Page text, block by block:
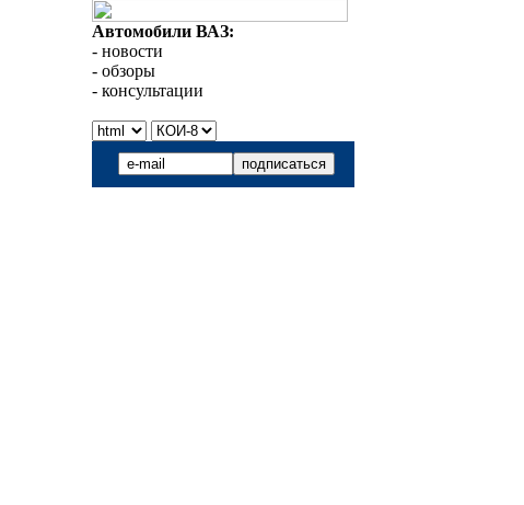
Автомобили ВАЗ:
- новости
- обзоры
- консультации